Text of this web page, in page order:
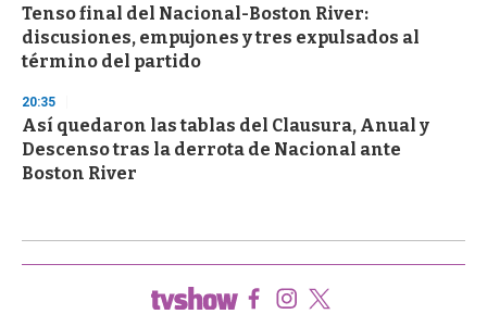
Tenso final del Nacional-Boston River:
discusiones, empujones y tres expulsados al
término del partido
20:35
Así quedaron las tablas del Clausura, Anual y
Descenso tras la derrota de Nacional ante
Boston River